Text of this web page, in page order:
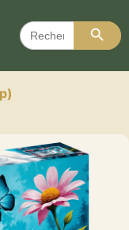
Search
for:
Search